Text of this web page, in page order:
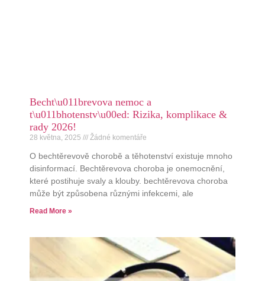
Becht\u011brevova nemoc a
t\u011bhotenstv\u00ed: Rizika, komplikace &
rady 2026!
28 května, 2025 Žádné komentáře
O bechtěrevově chorobě a těhotenství existuje mnoho
disinformací. Bechtěrevova choroba je onemocnění,
které postihuje svaly a klouby. bechtěrevova choroba
může být způsobena různými infekcemi, ale
Read More »